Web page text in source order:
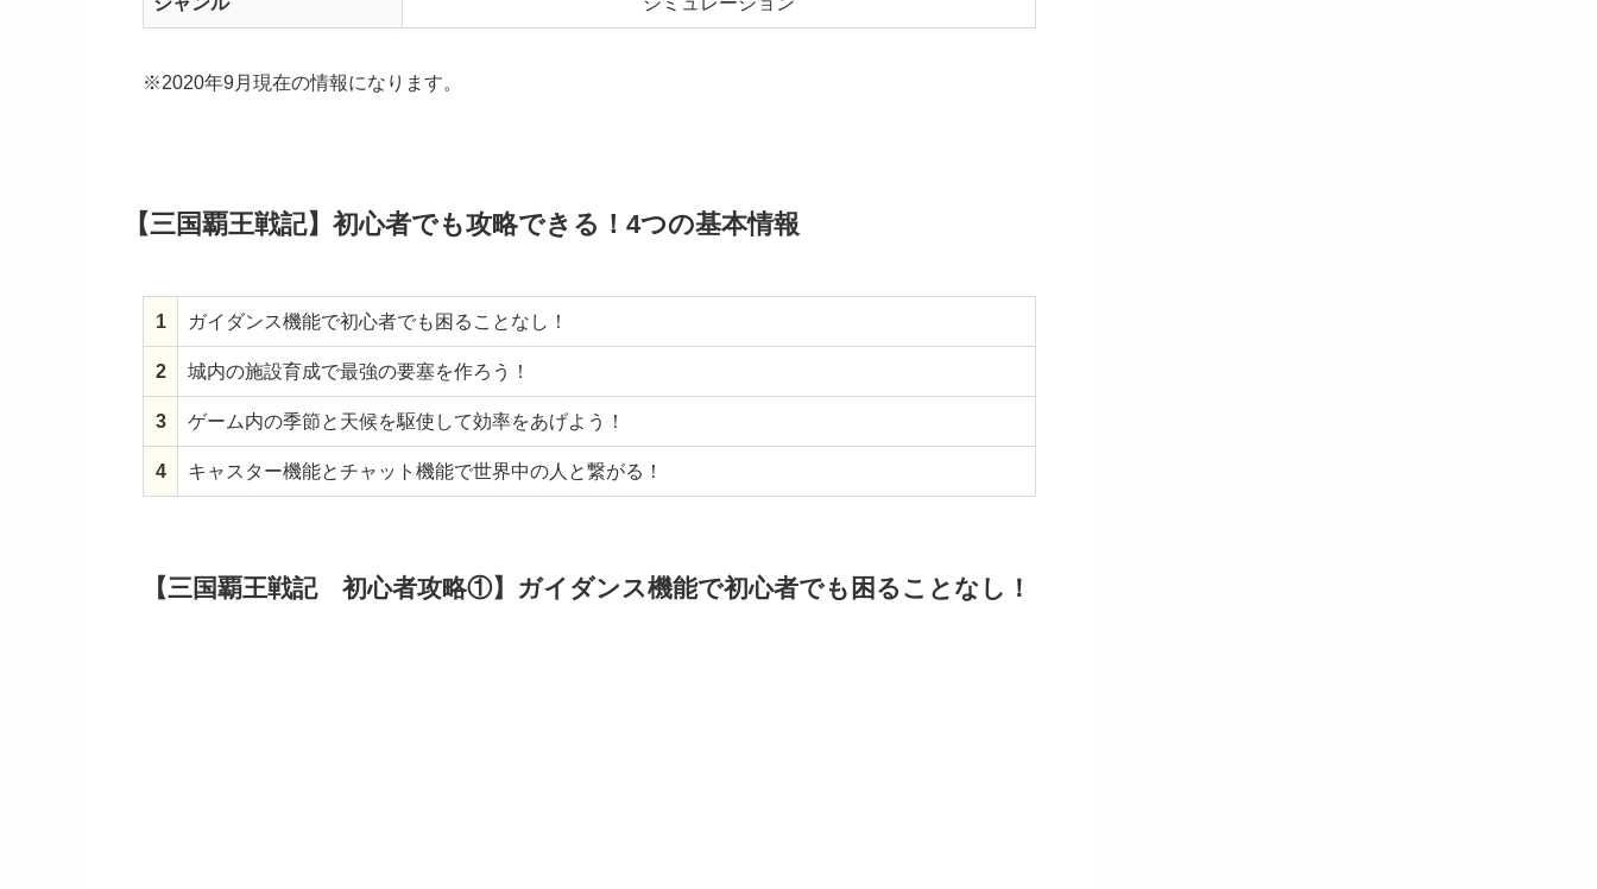
※2020年9月現在の情報になります。
【三国覇王戦記】初心者でも攻略できる！4つの基本情報
1 ガイダンス機能で初心者でも困ることなし！
2 城内の施設育成で最強の要塞を作ろう！
3 ゲーム内の季節と天候を駆使して効率をあげよう！
4 キャスター機能とチャット機能で世界中の人と繋がる！
【三国覇王戦記 初心者攻略①】ガイダンス機能で初心者でも困ることなし！